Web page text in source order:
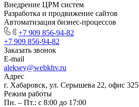
Внедрение ЦРМ систем
Разработка и продвижение сайтов
Автоматизация бизнес-процессов
+7 909 856-94-82
+7 909 856-94-82
Заказать звонок
E-mail
aleksey@webkhv.ru
Адрес
г. Хабаровск, ул. Серышева 22, офис 325
Режим работы
Пн. – Пт.: с 8:00 до 17:00